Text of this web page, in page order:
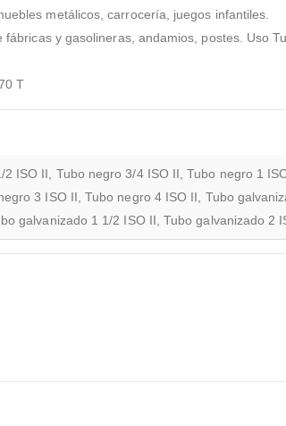
metálicos, carrocería, juegos infantiles.
fábricas y gasolineras, andamios, postes. Uso
T
2 ISO II, Tubo negro 3/4 ISO II, Tubo negro 1
3 ISO II, Tubo negro 4 ISO II, Tubo
galvanizado 1 1/2 ISO II, Tubo galvanizado